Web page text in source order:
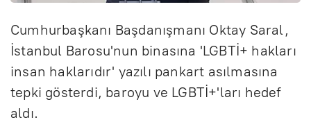
Cumhurbaşkanı Başdanışmanı Oktay Saral,
İstanbul Barosu'nun binasına 'LGBTİ+ hakları
insan haklarıdır' yazılı pankart asılmasına
tepki gösterdi, baroyu ve LGBTİ+'ları hedef
aldı.